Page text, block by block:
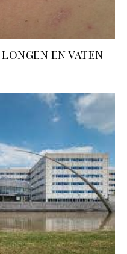
EN VATEN